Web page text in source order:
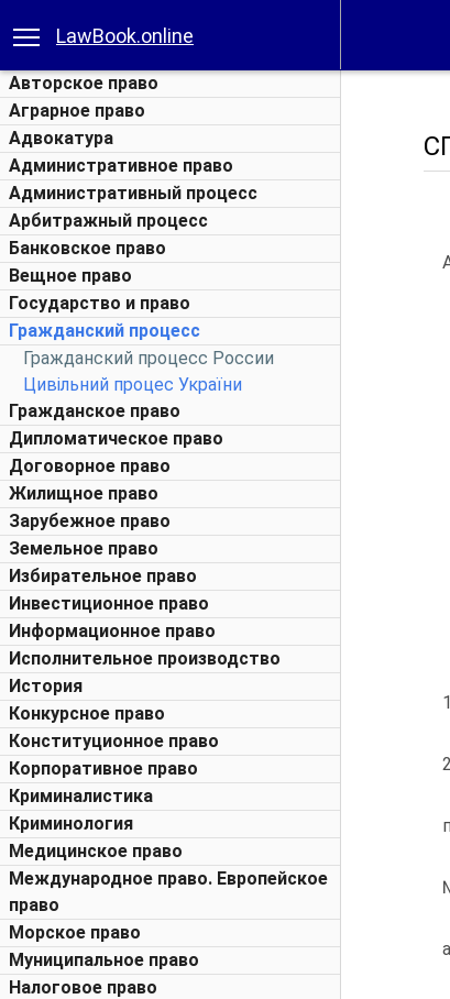
LawBook.online
Авторское право
Аграрное право
Адвокатура
Административное право
Административный процесс
Арбитражный процесс
Банковское право
Вещное право
Государство и право
Гражданский процесс
Гражданский процесс России
Цивільний процес України
Гражданское право
Дипломатическое право
Договорное право
Жилищное право
Зарубежное право
Земельное право
Избирательное право
Инвестиционное право
Информационное право
Исполнительное производство
История
Конкурсное право
Конституционное право
Корпоративное право
Криминалистика
Криминология
Медицинское право
Международное право. Европейское
право
Морское право
Муниципальное право
Налоговое право